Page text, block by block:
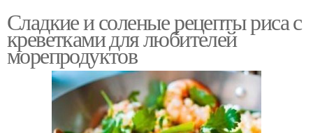
Сладкие и соленые рецепты риса с
креветками для любителей
морепродуктов